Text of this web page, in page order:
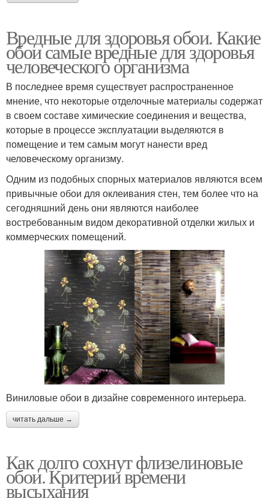
Вредные для здоровья обои. Какие
обои самые вредные для здоровья
человеческого организма
В последнее время существует распространенное
мнение, что некоторые отделочные материалы содержат
в своем составе химические соединения и вещества,
которые в процессе эксплуатации выделяются в
помещение и тем самым могут нанести вред
человеческому организму.
Одним из подобных спорных материалов являются всем
привычные обои для оклеивания стен, тем более что на
сегодняшний день они являются наиболее
востребованным видом декоративной отделки жилых и
коммерческих помещений.
Виниловые обои в дизайне современного интерьера.
читать дальше →
Как долго сохнут флизелиновые
обои. Критерии времени
высыхания